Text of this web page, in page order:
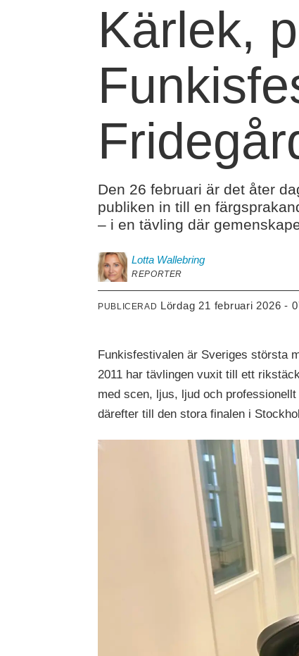
Kärlek,
Den 26 februari är det åter
publiken in till en
– i en tävling där
Lotta Wallebring
REPORTER
PUBLICERAD lördag 21 februari 2026 -
Funkisfestivalen är Sveriges största
2011 har tävlingen vuxit till ett
med scen, ljus, ljud och
därefter till den stora finalen i